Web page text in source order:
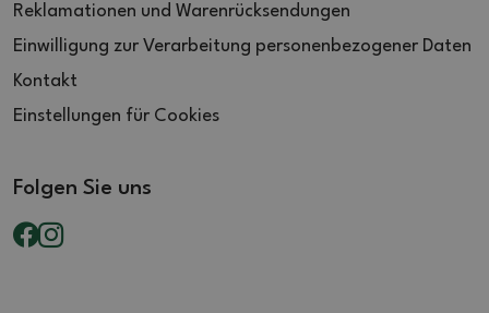
Reklamationen und Warenrücksendungen
Einwilligung zur Verarbeitung personenbezogener Daten
Kontakt
Einstellungen für Cookies
Folgen Sie uns